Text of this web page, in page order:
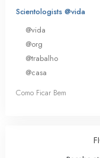
Scientologists @vida
@vida
@org
@trabalho
@casa
Como Ficar Bem